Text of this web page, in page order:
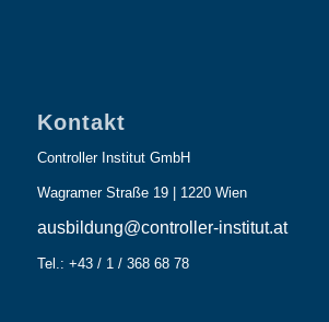
Kontakt
Controller Institut GmbH
Wagramer Straße 19 | 1220 Wien
ausbildung@controller-institut.at
Tel.: +43 / 1 / 368 68 78